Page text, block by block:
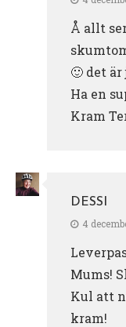
Å allt
🙂 det är
Ha en
Kram
DESSI
4
Mums!
Kul att
kram!